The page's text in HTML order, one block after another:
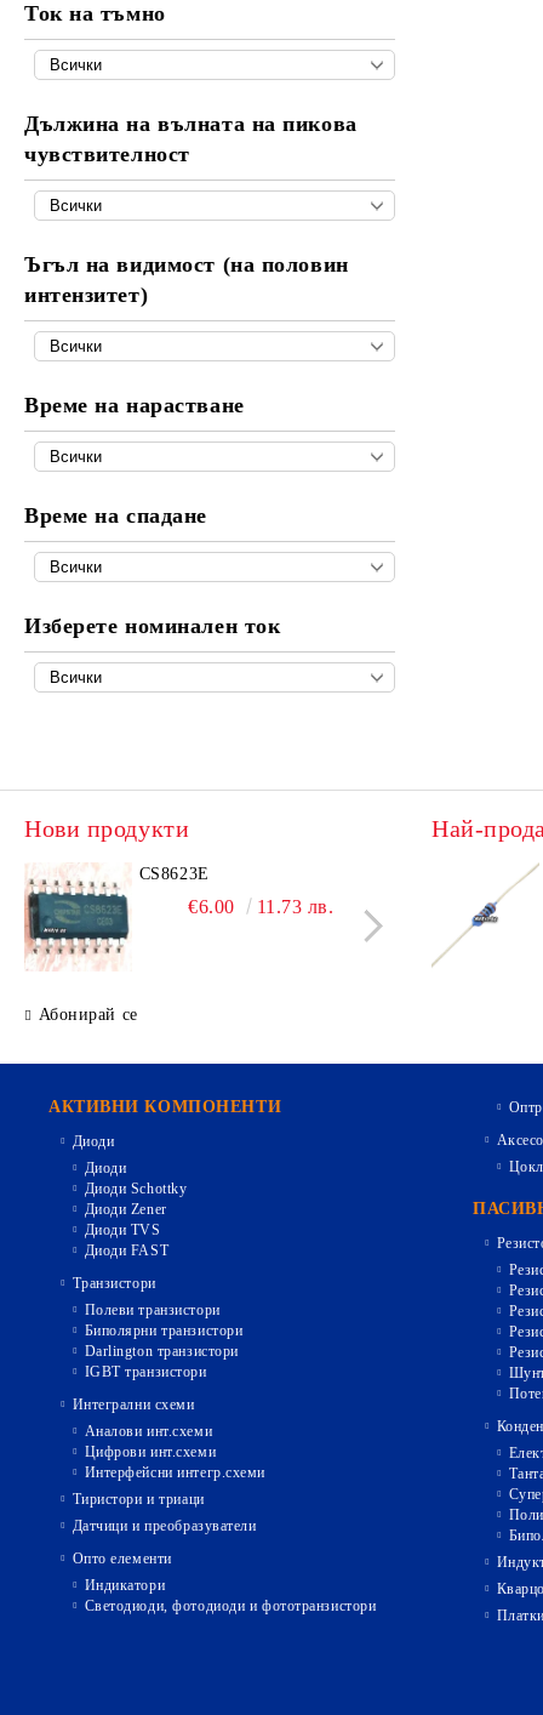
Ток на тъмно
Дължина на вълната на пикова
чувствителност
Ъгъл на видимост (на половин
интензитет)
Време на нарастване
Време на спадане
Изберете номинален ток
Нови продукти
CS8623E
€6.00 11.73 лв.
Абонирай се
Най-
АКТИВНИ КОМПОНЕНТИ
Диоди
Диоди
Диоди Schottky
Диоди Zener
Диоди TVS
Диоди FAST
Транзистори
Полеви транзистори
Биполярни транзистори
Darlington транзистори
IGBT транзистори
Интегрални схеми
Аналови инт.схеми
Цифрови инт.схеми
Интерфейсни интегр.схеми
Тиристори и триаци
Датчици и преобразуватели
Опто елементи
Индикатори
Светодиоди, фотодиоди и фототранзистори
Платки